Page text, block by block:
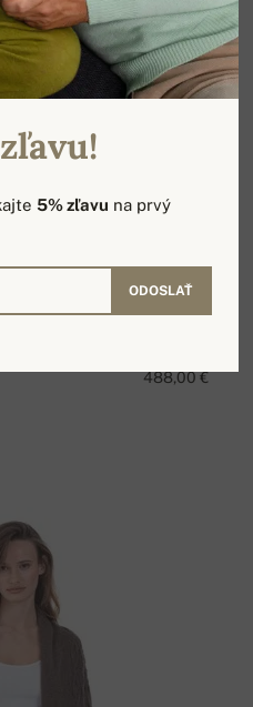
488,00 €
5% zľavu na prvý
ODOSLAŤ